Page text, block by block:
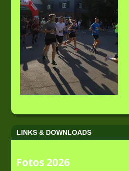
LINKS & DOWNLOADS
Fotos 2026